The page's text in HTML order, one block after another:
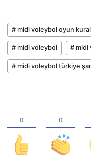
# midi voleybol oyun
# midi voleybol # midi
# midi voleybol türkiye